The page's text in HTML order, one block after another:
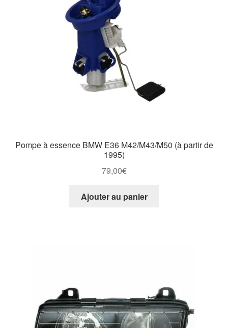
Pompe à essence BMW E36 M42/M43/M50 (à partir de
1995)
79,00€
Ajouter au panier